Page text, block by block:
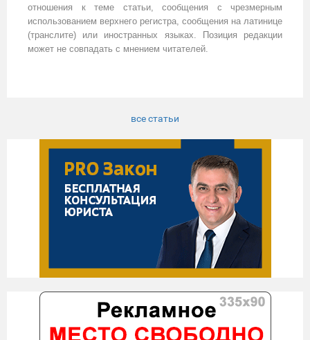
отношения к теме статьи, сообщения с чрезмерным
использованием верхнего регистра, сообщения на латинице
(транслите) или иностранных языках. Позиция редакции
может не совпадать с мнением читателей.
все статьи